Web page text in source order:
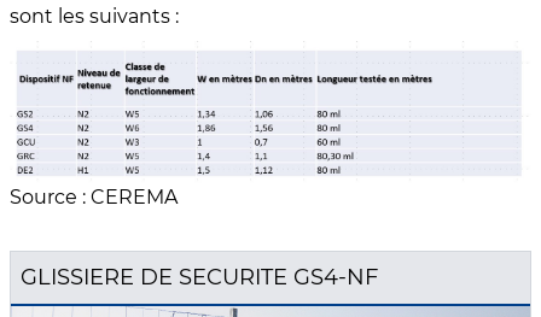
sont les suivants :
Source : CEREMA
GLISSIERE DE SECURITE GS4-NF